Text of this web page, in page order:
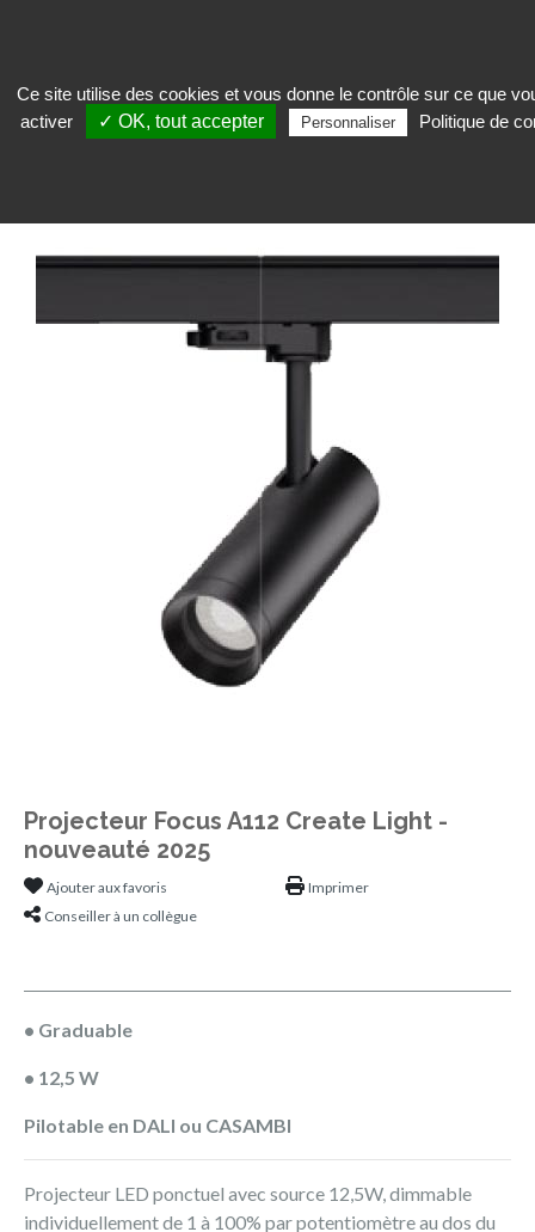
Exposer Eclairage pour musée>Projecteur>Projecteur Focus A112
Projecteur Focus A112 Create Light -
nouveauté 2025
Ajouter aux favoris
Conseiller à un collègue
Imprimer
• Graduable
• 12,5 W
Pilotable en DALI ou CASAMBI
Projecteur LED ponctuel avec source 12,5W, dimmable
individuellement de 1 à 100% par potentiomètre au dos du
Ce site utilise des cookies et vous donne le contrôle sur ce que
activer
✓ OK, tout accepter Personnaliser Politique de